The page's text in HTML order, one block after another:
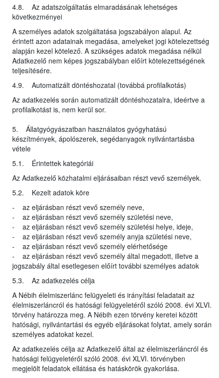
4.8. Az adatszolgáltatás elmaradásának lehetséges
következményei
A személyes adatok szolgáltatása jogszabályon alapul. Az
érintett azon adatainak megadása, amelyeket jogi kötelezettség
alapján kezel kötelező. A szükséges adatok megadása nélkül
Adatkezelő nem képes jogszabályban előírt kötelezettségének
teljesítésére.
4.9. Automatizált döntéshozatal (továbbá profilalkotás)
Az adatkezelés során automatizált döntéshozatalra, ideértve a
profilalkotást is, nem kerül sor.
5. Állatgyógyászatban használatos gyógyhatású
készítmények, ápolószerek, segédanyagok nyilvántartásba
vétele
5.1. Érintettek kategóriái
Az Adatkezelő közhatalmi eljárásaiban részt vevő személyek.
5.2. Kezelt adatok köre
- az eljárásban részt vevő személy neve,
- az eljárásban részt vevő személy születési neve,
- az eljárásban részt vevő személy születési helye, ideje,
- az eljárásban részt vevő személy anyja születési neve,
- az eljárásban részt vevő személy elérhetősége
- az eljárásban részt vevő személy által megadott, illetve a
jogszabály által esetlegesen előírt további személyes adatok
5.3. Az adatkezelés célja
A Nébih élelmiszerlánc felügyeleti és irányítási feladatait az
élelmiszerláncról és hatósági felügyeletéről szóló 2008. évi XLVI.
törvény határozza meg. A Nébih ezen törvény keretei között
hatósági, nyilvántartási és egyéb eljárásokat folytat, amely során
személyes adatokat kezel.
Az adatkezelés célja az Adatkezelő által az élelmiszerláncról és
hatósági felügyeletéről szóló 2008. évi XLVI. törvényben
megjelölt feladatok ellátása és hatáskörök gyakorlása.